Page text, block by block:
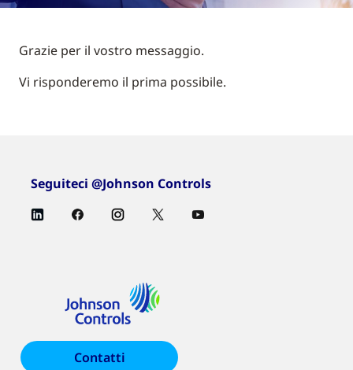
Grazie per il vostro messaggio.
Vi risponderemo il prima possibile.
Seguiteci @Johnson Controls
Contatti